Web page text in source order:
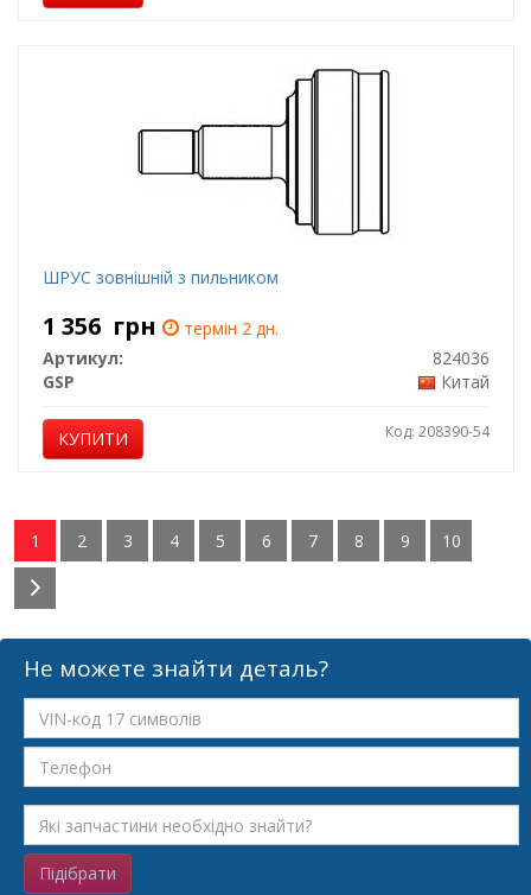
ШРУС зовнішній з пильником
1 356 грн
термін 2 дн.
Артикул:
824036
GSP
Китай
КУПИТИ Код: 208390-54
1 2 3 4 5 6 7 8 9 10
Не можете знайти деталь?
Підібрати